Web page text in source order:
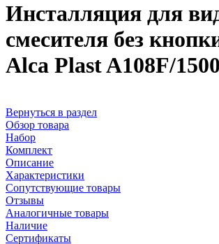
Инсталляция для
смесителя без
Alca Plast A108F/1500
Вернуться в раздел
Обзор товара
Набор
Комплект
Описание
Характеристики
Сопутствующие товары
Отзывы
Аналогичные товары
Наличие
Сертификаты